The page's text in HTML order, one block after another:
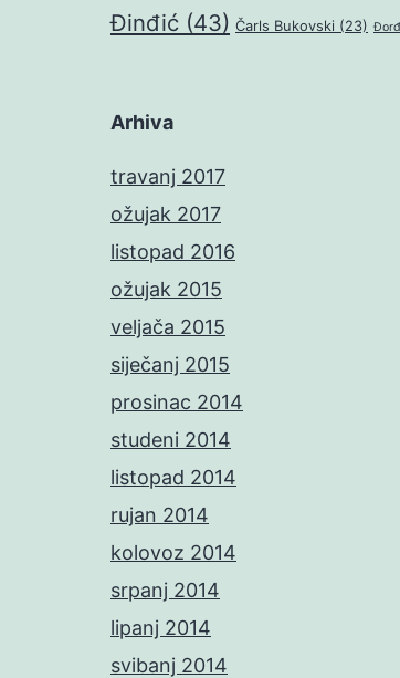
Đinđić (43) Čarls Bukovski (23)
Arhiva
travanj 2017
ožujak 2017
listopad 2016
ožujak 2015
veljača 2015
siječanj 2015
prosinac 2014
studeni 2014
listopad 2014
rujan 2014
kolovoz 2014
srpanj 2014
lipanj 2014
svibanj 2014